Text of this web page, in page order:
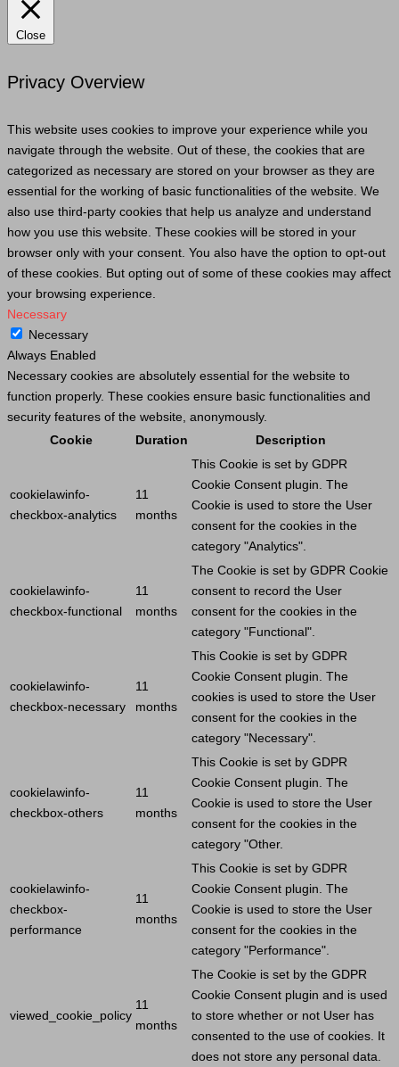
Close
Privacy Overview
This website uses cookies to improve your experience while you
navigate through the website. Out of these, the cookies that are
categorized as necessary are stored on your browser as they are
essential for the working of basic functionalities of the website. We
also use third-party cookies that help us analyze and understand
how you use this website. These cookies will be stored in your
browser only with your consent. You also have the option to opt-out
of these cookies. But opting out of some of these cookies may affect
your browsing experience.
Necessary
Necessary
Always Enabled
Necessary cookies are absolutely essential for the website to
function properly. These cookies ensure basic functionalities and
security features of the website, anonymously.
Cookie
Duration Description
cookielawinfo-
checkbox-analytics
11
months
This Cookie is set by GDPR
Cookie Consent plugin. The
Cookie is used to store the User
consent for the cookies in the
category "Analytics".
cookielawinfo-
checkbox-functional
11
months
The Cookie is set by GDPR Cookie
consent to record the User
consent for the cookies in the
category "Functional".
cookielawinfo-
checkbox-necessary
11
months
This Cookie is set by GDPR
Cookie Consent plugin. The
cookies is used to store the User
consent for the cookies in the
category "Necessary".
cookielawinfo-
checkbox-others
11
months
This Cookie is set by GDPR
Cookie Consent plugin. The
Cookie is used to store the User
consent for the cookies in the
category "Other.
cookielawinfo-
checkbox-
performance
11
months
This Cookie is set by GDPR
Cookie Consent plugin. The
Cookie is used to store the User
consent for the cookies in the
category "Performance".
viewed_cookie_policy
11
months
The Cookie is set by the GDPR
Cookie Consent plugin and is used
to store whether or not User has
consented to the use of cookies. It
does not store any personal data.